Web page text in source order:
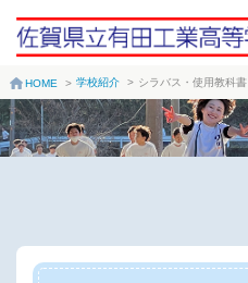
HOME > 学校紹介 > シラバス・使用教科書